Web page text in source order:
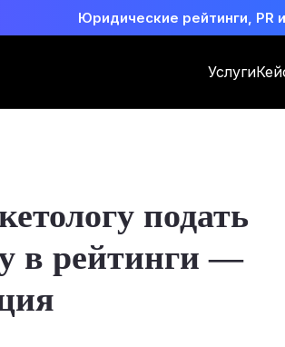
Юридические рейтинги,
Услуги
подать
в рейтинги —